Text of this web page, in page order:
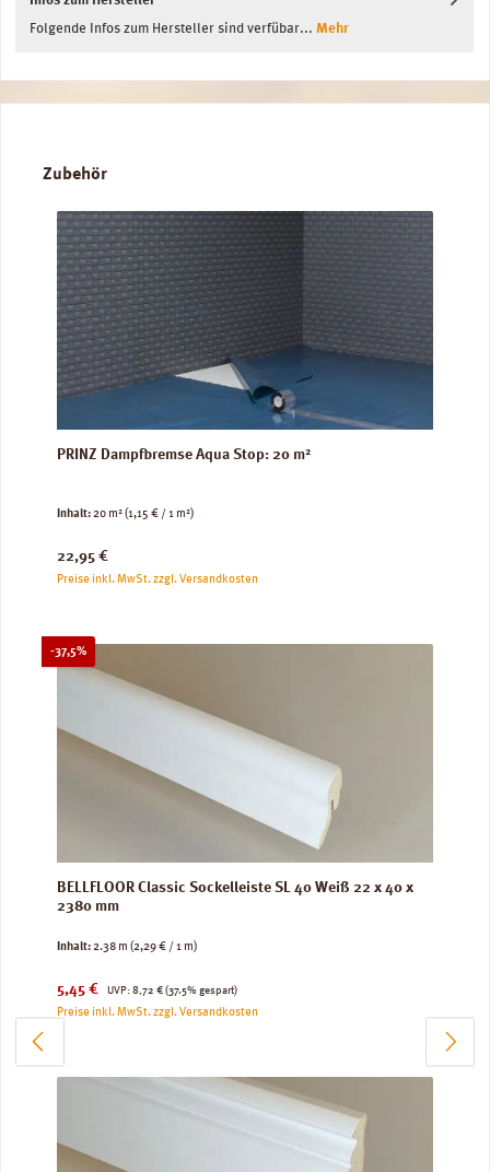
Folgende Infos zum Hersteller sind verfübar... Mehr
Produktgalerie überspringen
Zubehör
PRINZ Dampfbremse Aqua Stop: 20 m²
Inhalt:20 m²(1,15 € / 1 m²)
Regulärer Preis:
22,95 €
Preise inkl. MwSt. zzgl. Versandkosten
-37,5%Rabatt
BELLFLOOR Classic Sockelleiste SL 40 Weiß 22 x 40 x
2380 mm
Inhalt:2.38 m (2,29 € / 1 m)
Verkaufspreis:
5,45 € UVP:
Regulärer Preis:
8,72 € (37.5% gespart)
Preise inkl. MwSt. zzgl. Versandkosten